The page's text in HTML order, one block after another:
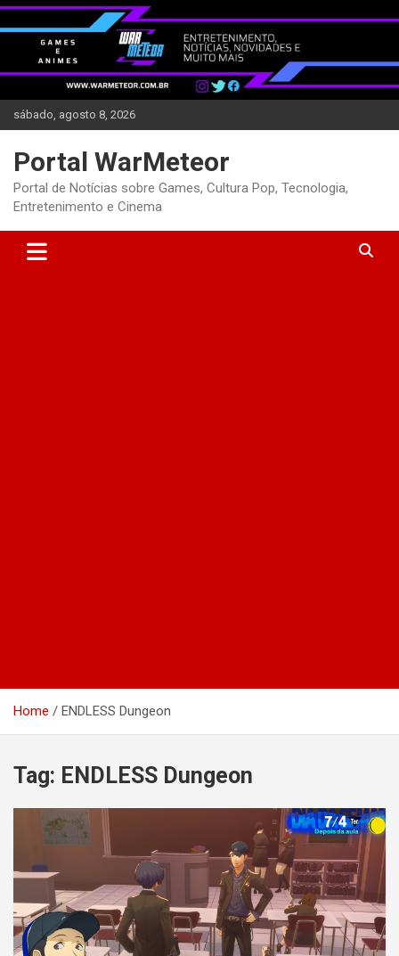
Skip
to
content
sábado, agosto 8, 2026
Portal WarMeteor
Portal de Notícias sobre Games, Cultura Pop, Tecnologia,
Entretenimento e Cinema
Home ENDLESS Dungeon
Tag: ENDLESS Dungeon